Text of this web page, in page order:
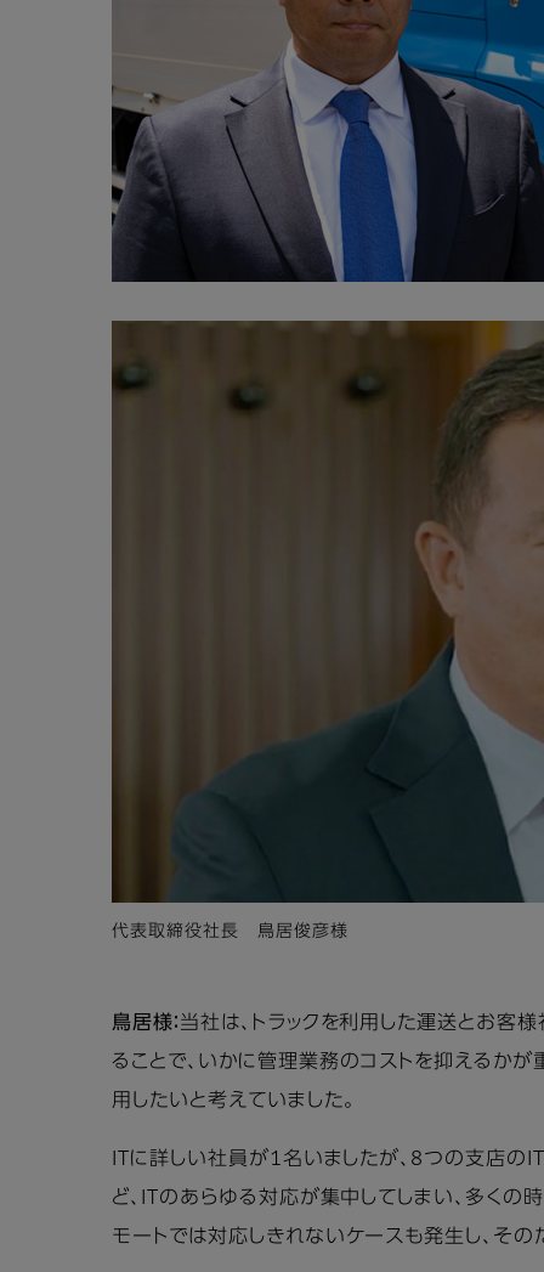
代表取締役社長 鳥居俊彦様
鳥居様：当社は、トラックを利用した運送とお
ることで、いかに管理業務のコストを抑えるか
用したいと考えていました。
ITに詳しい社員が1名いましたが、8つの支店の
ど、ITのあらゆる対応が集中してしまい、多くの
モートでは対応しきれないケースも発生し、そ